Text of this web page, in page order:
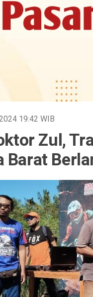
19:42 WIB
Zul,
Barat